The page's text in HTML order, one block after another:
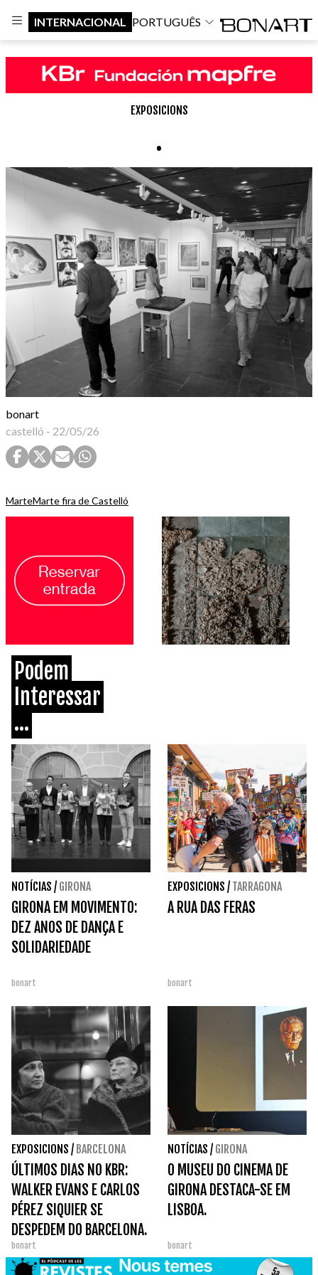
INTERNACIONAL PORTUGUÊS
EXPOSICIONS
.
bonart
castelló - 22/05/26
MarteMarte fira de Castelló
Podem
Interessar
...
NOTÍCIAS / GIRONA
GIRONA EM MOVIMENTO:
DEZ ANOS DE DANÇA E
SOLIDARIEDADE
bonart
EXPOSICIONS / TARRAGONA
A RUA DAS FERAS
bonart
EXPOSICIONS / BARCELONA
ÚLTIMOS DIAS NO KBR:
WALKER EVANS E CARLOS
PÉREZ SIQUIER SE
DESPEDEM DO BARCELONA.
bonart
NOTÍCIAS / GIRONA
O MUSEU DO CINEMA DE
GIRONA DESTACA-SE EM
LISBOA.
bonart